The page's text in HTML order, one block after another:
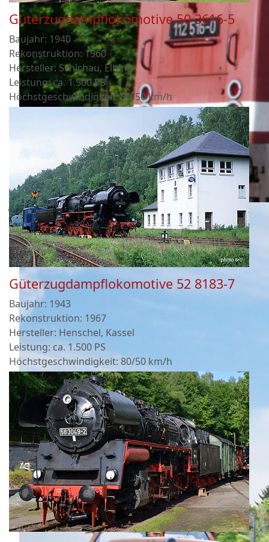
Güterzugdampflokomotive 50 3616-5
Baujahr: 1940
Rekonstruktion: 1960
Hersteller: Schichau, Elbing
Leistung: ca. 1.500 PS
Höchstgeschwindigkeit: 80/50 km/h
Güterzugdampflokomotive 52 8183-7
Baujahr: 1943
Rekonstruktion: 1967
Hersteller: Henschel, Kassel
Leistung: ca. 1.500 PS
Höchstgeschwindigkeit: 80/50 km/h